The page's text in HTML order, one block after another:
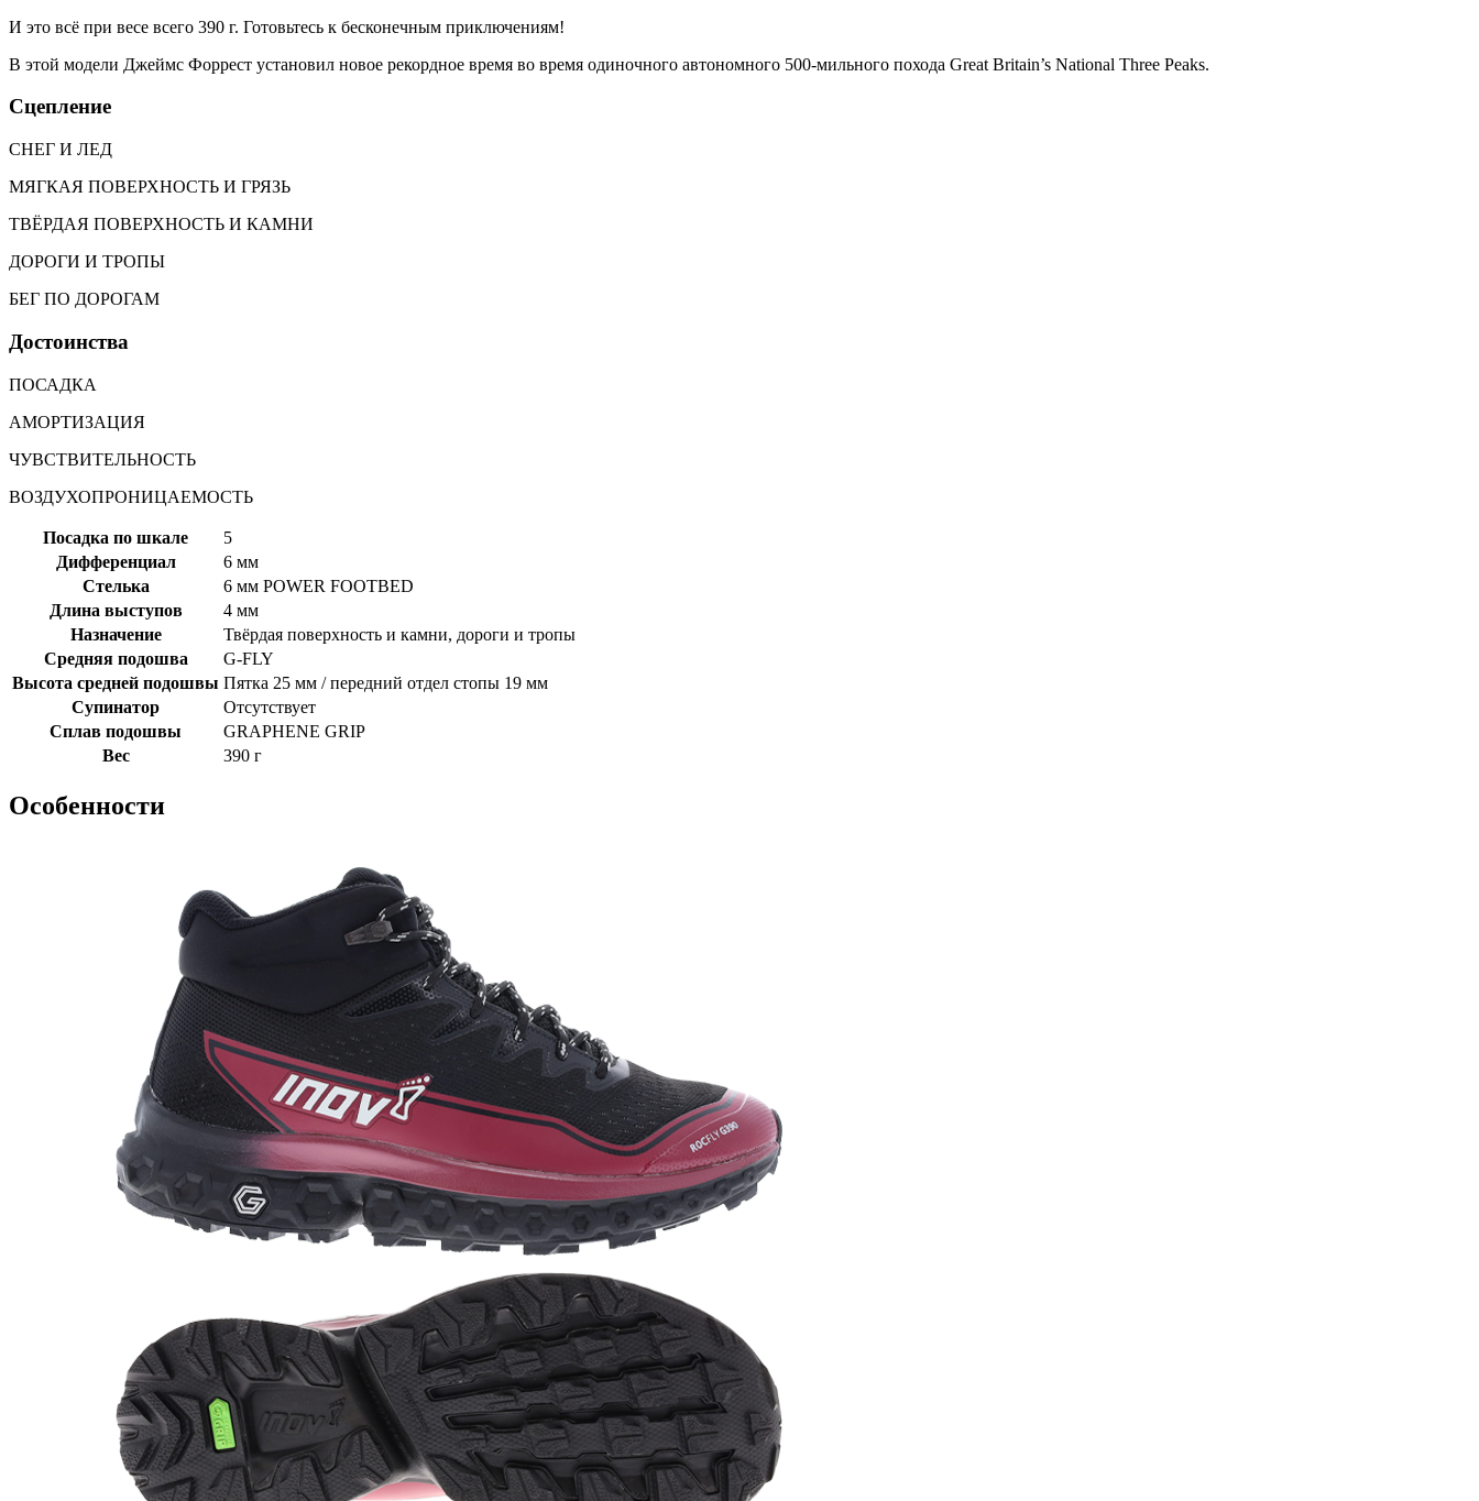
И это всё при весе всего 390 г. Готовьтесь к бесконечным приключениям!
В этой модели Джеймс Форрест установил новое рекордное время во время одиночного автономного 500-мильного похода Great Britain’s National Three Peaks.
Сцепление
СНЕГ И ЛЕД
МЯГКАЯ ПОВЕРХНОСТЬ И ГРЯЗЬ
ТВЁРДАЯ ПОВЕРХНОСТЬ И КАМНИ
ДОРОГИ И ТРОПЫ
БЕГ ПО ДОРОГАМ
Достоинства
ПОСАДКА
АМОРТИЗАЦИЯ
ЧУВСТВИТЕЛЬНОСТЬ
ВОЗДУХОПРОНИЦАЕМОСТЬ
Посадка по шкале
5
Дифференциал
6 мм
Стелька
6 мм POWER FOOTBED
Длина выступов
4 мм
Назначение
Твёрдая поверхность и камни, дороги и тропы
Средняя подошва
G-FLY
Высота средней подошвы Пятка 25 мм / передний отдел стопы 19 мм
Супинатор
Отсутствует
Сплав подошвы
GRAPHENE GRIP
Вес
390 г
Особенности